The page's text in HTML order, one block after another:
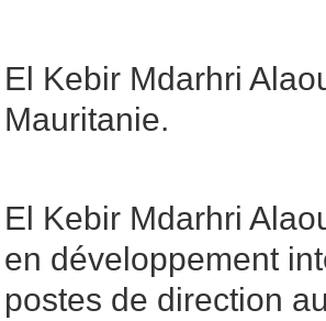
El Kebir Mdarhri
Mauritanie.
El Kebir Mdarhri
en développement
postes de direction